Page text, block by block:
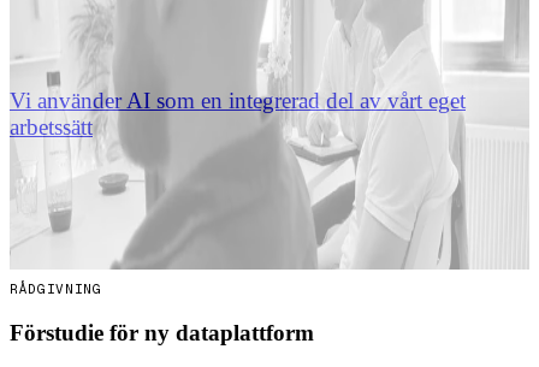
tekniska förutsättningarna och den affärslogik som styr
verksamheten.
Vi använder AI som en integrerad del av vårt eget
arbetssätt— i förstudier, analyser, arkitekturarbete och
utveckling. Det innebär att ni får högre kvalitet, kortare
ledtider och mer värde per konsulttimme, samtidigt som
ni får en partner som vet hur AI ska tillämpas i praktiken
— inte bara i teorin.
RÅDGIVNING
Förstudie för ny dataplattform